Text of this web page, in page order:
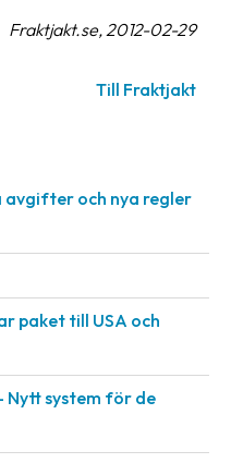
Fraktjakt.se, 2012-02-29
Till Fraktjakt
avgifter och nya regler
paket till USA och
Nytt system för de